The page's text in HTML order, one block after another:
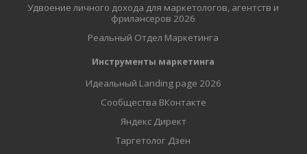
Удвоение личного дохода для маркетологов, агентств и
фрилансеров 2026
Реальный Отдел Маркетинга
Инструменты маркетинга
Идеальный Landing page 2026
Сообщества ВКонтакте
Яндекс Директ
Таргетолог Дзен